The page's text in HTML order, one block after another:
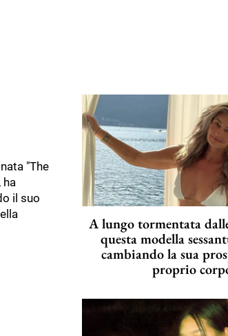
"The
ha
il suo
A lungo tormentata
questa modella
cambiando la sua
proprio